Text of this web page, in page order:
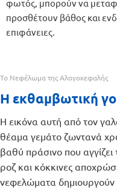
φωτός, μπορούν να
προσθέτουν βάθος και
επιφάνειες.
Το Νεφέλωμα της Αλογοκεφαλής
Η εκθαμβωτική
Η εικόνα αυτή από τον
θέαμα γεμάτο ζωντανά
βαθύ πράσινο που
ροζ και κόκκινες
νεφελώματα